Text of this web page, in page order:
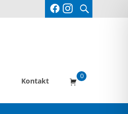
Suche
Kontakt
0